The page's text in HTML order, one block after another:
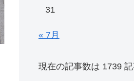
31
« 7月
現在の記事数は 1739 記